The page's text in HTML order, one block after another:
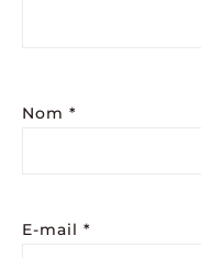
Nom *
E-mail *